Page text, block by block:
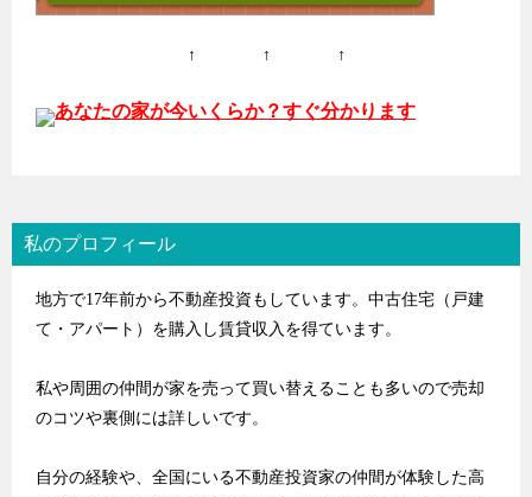
↑ ↑ ↑
あなたの家が今いくらか？すぐ分かります
私のプロフィール
地方で17年前から不動産投資もしています。中古住宅（戸建
て・アパート）を購入し賃貸収入を得ています。
私や周囲の仲間が家を売って買い替えることも多いので売却
のコツや裏側には詳しいです。
自分の経験や、全国にいる不動産投資家の仲間が体験した高